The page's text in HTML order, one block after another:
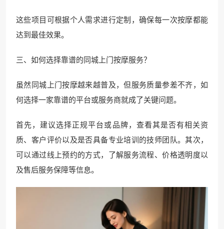
这些项目可根据个人需求进行定制，确保每一次按摩都能
达到最佳效果。
三、如何选择靠谱的同城上门按摩服务？
虽然同城上门按摩越来越普及，但服务质量参差不齐，如
何选择一家靠谱的平台或服务商就成了关键问题。
首先，建议选择正规平台或品牌，查看其是否有相关资
质、客户评价以及是否具备专业培训的技师团队。其次，
可以通过线上预约的方式，了解服务流程、价格透明度以
及售后服务保障等信息。